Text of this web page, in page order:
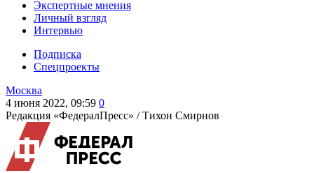
Экспертные мнения
Личный взгляд
Интервью
Подписка
Спецпроекты
Москва
4 июня 2022, 09:59 0
Редакция «ФедералПресс» /Тихон Смирнов